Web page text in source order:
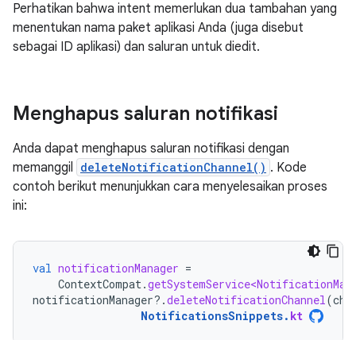
Perhatikan bahwa intent memerlukan dua tambahan yang
menentukan nama paket aplikasi Anda (juga disebut
sebagai ID aplikasi) dan saluran untuk diedit.
Menghapus saluran notifikasi
Anda dapat menghapus saluran notifikasi dengan
memanggil deleteNotificationChannel() . Kode
contoh berikut menunjukkan cara menyelesaikan proses
ini:
val notificationManager =
ContextCompat.
notificationManager?.deleteNotificationChannel(
NotificationsSnippets. kt